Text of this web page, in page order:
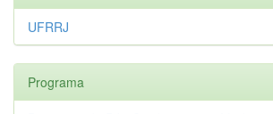
UFRRJ
Programa